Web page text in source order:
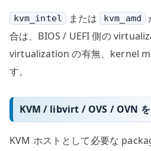
kvm_intel または kvm_amd
合は、BIOS / UEFI 側の
virtualization の有無、kernel
す。
KVM / libvirt / OVS / OVN を
KVM ホストとして必要な